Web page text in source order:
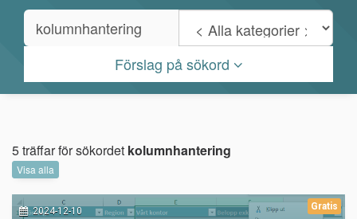
Förslag på sökord
5 träffar för sökordet kolumnhantering
Visa alla
Gratis
2024-12-10